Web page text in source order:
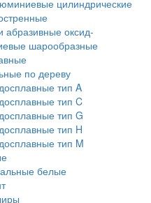
цилиндрические
оксид-
шарообразные
по дереву
тип A
тип C
тип G
тип H
тип M
белые